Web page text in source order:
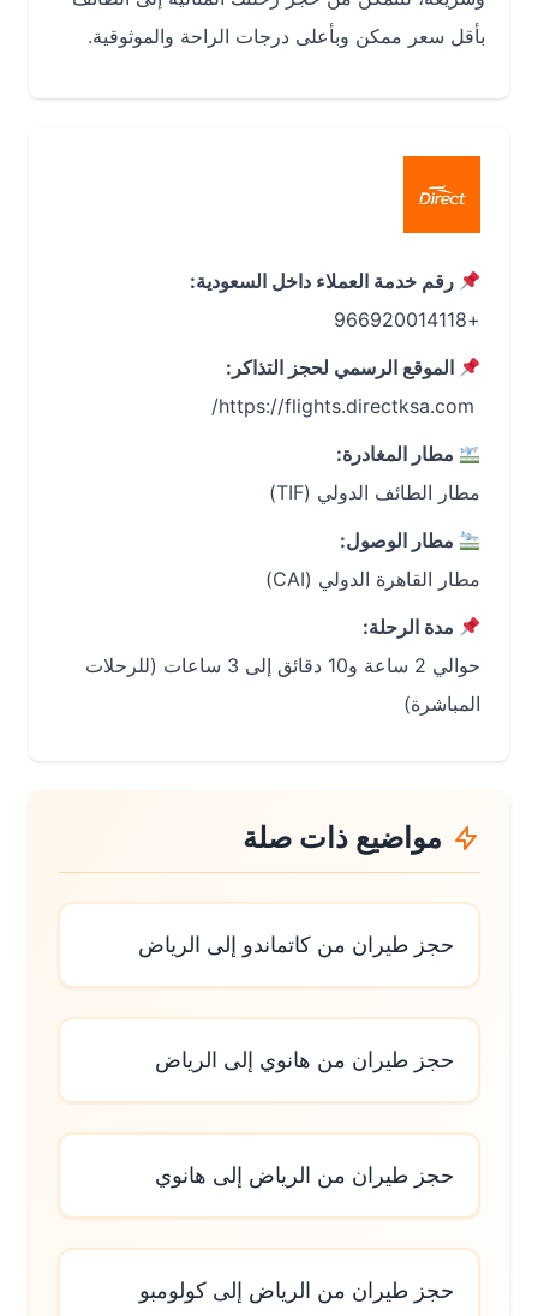
بأقل سعر ممكن وبأعلى درجات الراحة والموثوقية.
رقم خدمة العملاء داخل السعودية:
الموقع الرسمي لحجز التذاكر:
مطار المغادرة:
مطار الطائف الدولي (TIF)
مطار الوصول:
مطار القاهرة الدولي (CAI)
مدة الرحلة:
حوالي 2 ساعة و10 دقائق إلى 3 ساعات (للرحلات
المباشرة)
مواضيع ذات صلة
حجز طيران من كاتماندو إلى الرياض
حجز طيران من هانوي إلى الرياض
حجز طيران من الرياض إلى هانوي
حجز طيران من الرياض إلى كولومبو